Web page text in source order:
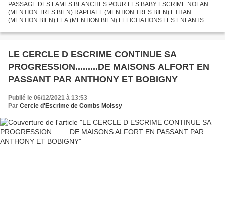
PASSAGE DES LAMES BLANCHES POUR LES BABY ESCRIME NOLAN
(MENTION TRES BIEN) RAPHAEL (MENTION TRES BIEN) ETHAN
(MENTION BIEN) LEA (MENTION BIEN) FELICITATIONS LES ENFANTS
(MENTION BIEN) ILYAS (MENTION BIEN)...
LE CERCLE D ESCRIME CONTINUE SA
PROGRESSION.........DE MAISONS ALFORT EN
PASSANT PAR ANTHONY ET BOBIGNY
Publié le 06/12/2021 à 13:53
Par Cercle d'Escrime de Combs Moissy